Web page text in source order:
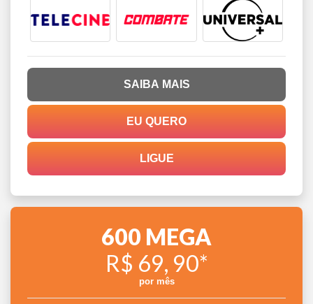
SAIBA MAIS
EU QUERO
LIGUE
600 MEGA
R$ 69, 90*
por mês